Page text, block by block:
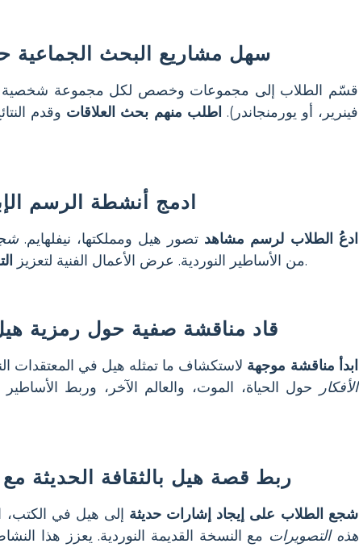
سهل مشاريع البحث الجماعية
قسّم الطلاب إلى مجموعات وخصص لكل مجموعة شخصية
فينرير، أو يورمنجاندر). اطلب منهم بحث العلاقات وقدم
ادمج أنشطة الرسم
ادعُ الطلاب لرسم مشاهد تصور هيل ومملكتها، نيفلهايم.
من الأساطير النوردية. عرض الأعمال الفنية لتعزيز.
قاد مناقشة صفية حول رمزية
ابدأ مناقشة موجهة لاستكشاف ما تمثله هيل في المعتقدات
الأفكار
حول الحياة، الموت، والعالم الآخر، وربط
ربط قصة هيل بالثقافة الحديثة مع
شجع الطلاب على إيجاد إشارات حديثة إلى هيل في الكتب،
هذه التصويرات مع النسخة القديمة النوردية. يعزز هذا